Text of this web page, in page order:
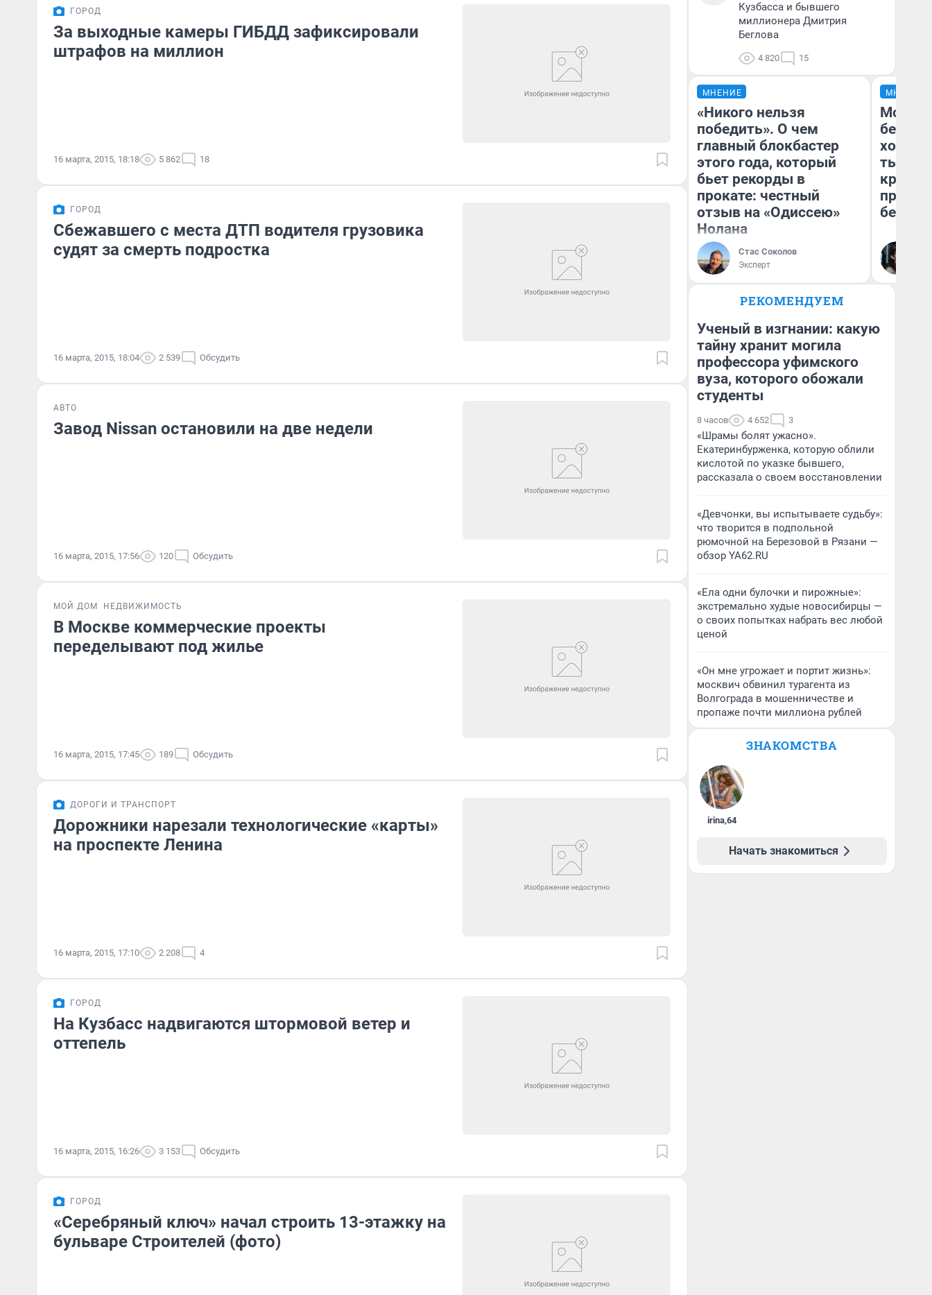
ГОРОД
За выходные камеры ГИБДД зафиксировали
штрафов на миллион
16 марта, 2015, 18:18 5 862 18
ГОРОД
Сбежавшего с места ДТП водителя грузовика
судят за смерть подростка
16 марта, 2015, 18:04 2 539 Обсудить
АВТО
Завод Nissan остановили на две недели
16 марта, 2015, 17:56 120 Обсудить
МОЙ ДОМ НЕДВИЖИМОСТЬ
В Москве коммерческие проекты
переделывают под жилье
16 марта, 2015, 17:45 189 Обсудить
ДОРОГИ И ТРАНСПОРТ
Дорожники нарезали технологические «карты»
на проспекте Ленина
16 марта, 2015, 17:10 2 208 4
ГОРОД
На Кузбасс надвигаются штормовой ветер и
оттепель
16 марта, 2015, 16:26 3 153 Обсудить
ГОРОД
«Серебряный ключ» начал строить 13-этажку на
бульваре Строителей (фото)
Кузбасса и бывшего
миллионера Дмитрия
Беглова
4 820 15
МНЕНИЕ
«Никого нельзя
победить». О чем
главный блокбастер
этого года, который
бьет рекорды в
прокате: честный
отзыв на «Одиссею»
Нолана
Стас Соколов
Эксперт
МНЕНИЕ
Мой
хотела
тысяч,
РЕКОМЕНДУЕМ
Ученый в изгнании: какую
тайну хранит могила
профессора уфимского
вуза, которого обожали
студенты
8 часов 4 652 3
«Шрамы болят ужасно».
Екатеринбурженка, которую облили
кислотой по указке бывшего,
рассказала о своем восстановлении
«Девчонки, вы испытываете судьбу»:
что творится в подпольной
рюмочной на Березовой в Рязани —
обзор YA62.RU
«Ела одни булочки и пирожные»:
экстремально худые новосибирцы —
о своих попытках набрать вес любой
ценой
«Он мне угрожает и портит жизнь»:
москвич обвинил турагента из
Волгограда в мошенничестве и
пропаже почти миллиона рублей
ЗНАКОМСТВА
irina,64
Начать знакомиться